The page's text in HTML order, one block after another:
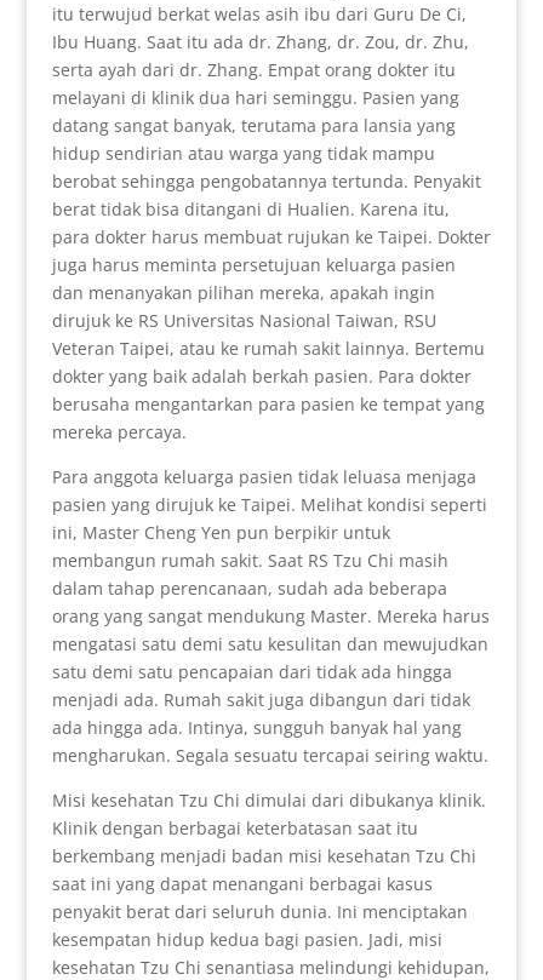
itu terwujud berkat welas asih ibu dari Guru De Ci,
Ibu Huang. Saat itu ada dr. Zhang, dr. Zou, dr. Zhu,
serta ayah dari dr. Zhang. Empat orang dokter itu
melayani di klinik dua hari seminggu. Pasien yang
datang sangat banyak, terutama para lansia yang
hidup sendirian atau warga yang tidak mampu
berobat sehingga pengobatannya tertunda. Penyakit
berat tidak bisa ditangani di Hualien. Karena itu,
para dokter harus membuat rujukan ke Taipei. Dokter
juga harus meminta persetujuan keluarga pasien
dan menanyakan pilihan mereka, apakah ingin
dirujuk ke RS Universitas Nasional Taiwan, RSU
Veteran Taipei, atau ke rumah sakit lainnya. Bertemu
dokter yang baik adalah berkah pasien. Para dokter
berusaha mengantarkan para pasien ke tempat yang
mereka percaya.
Para anggota keluarga pasien tidak leluasa menjaga
pasien yang dirujuk ke Taipei. Melihat kondisi seperti
ini, Master Cheng Yen pun berpikir untuk
membangun rumah sakit. Saat RS Tzu Chi masih
dalam tahap perencanaan, sudah ada beberapa
orang yang sangat mendukung Master. Mereka harus
mengatasi satu demi satu kesulitan dan mewujudkan
satu demi satu pencapaian dari tidak ada hingga
menjadi ada. Rumah sakit juga dibangun dari tidak
ada hingga ada. Intinya, sungguh banyak hal yang
mengharukan. Segala sesuatu tercapai seiring waktu.
Misi kesehatan Tzu Chi dimulai dari dibukanya klinik.
Klinik dengan berbagai keterbatasan saat itu
berkembang menjadi badan misi kesehatan Tzu Chi
saat ini yang dapat menangani berbagai kasus
penyakit berat dari seluruh dunia. Ini menciptakan
kesempatan hidup kedua bagi pasien. Jadi, misi
kesehatan Tzu Chi senantiasa melindungi kehidupan,